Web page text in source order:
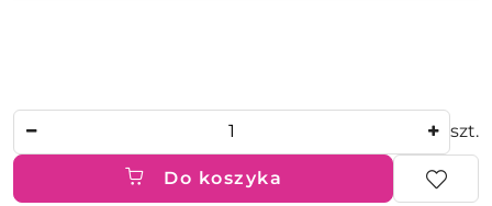
szt.
Do koszyka